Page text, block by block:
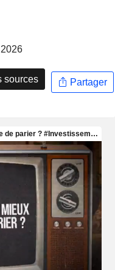
sources Partager